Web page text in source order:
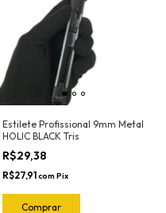
Estilete Profissional 9mm Metal
HOLIC BLACK Tris
R$29,38
R$27,91com Pix